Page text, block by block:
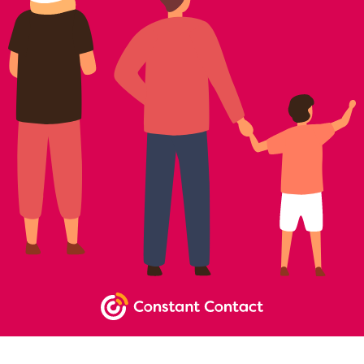
NEWSLETTER SIGNUP